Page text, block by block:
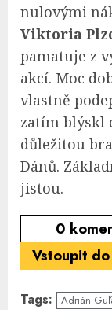
nulovými
Viktoria
pamatuje z
akcí. Moc
vlastně
zatím blýskl
důležitou
Dánů.
jistou.
0
Vstoupit
Tags: Adrián